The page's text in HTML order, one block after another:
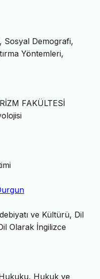
Sosyal Demografi,
Yöntemleri,
FAKÜLTESİ
ve Kültürü, Dil
Olarak İngilizce
Hukuk ve